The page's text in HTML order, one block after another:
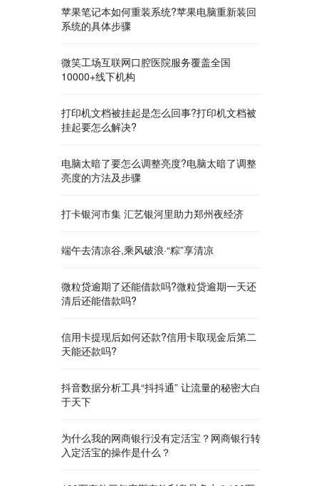
苹果笔记本如何重装系统?苹果电脑重新装回
系统的具体步骤
微笑工场互联网口腔医院服务覆盖全国
10000+线下机构
打印机文档被挂起是怎么回事?打印机文档被
挂起要怎么解决?
电脑太暗了要怎么调整亮度?电脑太暗了调整
亮度的方法及步骤
打卡银河市集 汇艺银河里助力郑州夜经济
端午去清凉谷,乘风破浪·“粽”享清凉
微粒贷逾期了还能借款吗?微粒贷逾期一天还
清后还能借款吗?
信用卡提现后如何还款?信用卡取现金后第二
天能还款吗?
抖音数据分析工具“抖抖通” 让流量的秘密大白
于天下
为什么我的网商银行没有定活宝？网商银行转
入定活宝的操作是什么？